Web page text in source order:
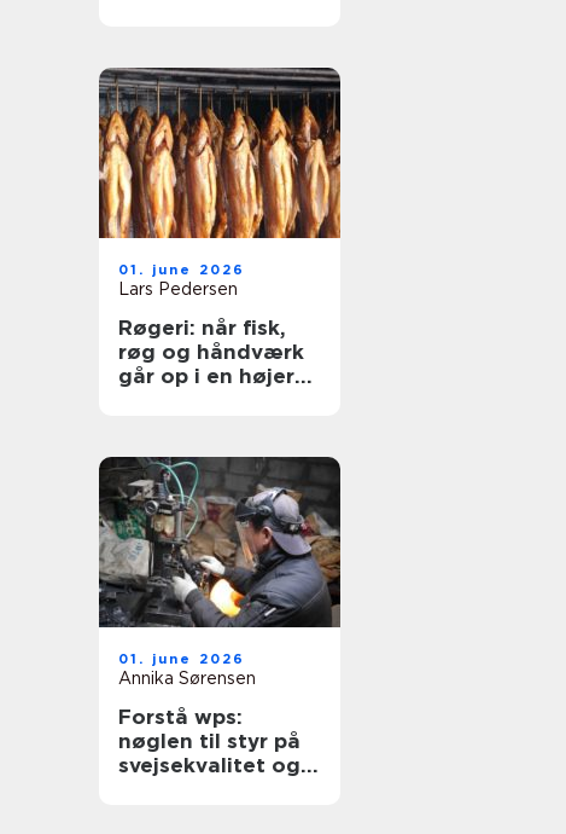
01. june 2026
Lars Pedersen
Røgeri: når fisk,
røg og håndværk
går op i en højere
01. june 2026
Annika Sørensen
Forstå wps:
nøglen til styr på
svejsekvalitet og